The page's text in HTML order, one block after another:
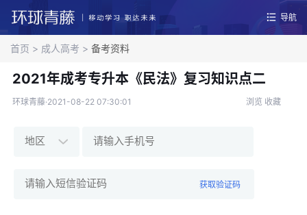
导航
首页 > 成人高考 > 备考资料
2021年成考专升本《民法》复习知识点二
环球青藤·2021-08-22 07:30:01 浏览 收藏
获取验证码